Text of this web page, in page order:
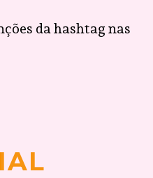
da hashtag nas